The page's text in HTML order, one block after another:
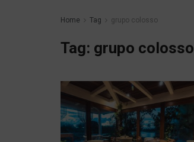
Home Tag grupo colosso
Tag: grupo colosso